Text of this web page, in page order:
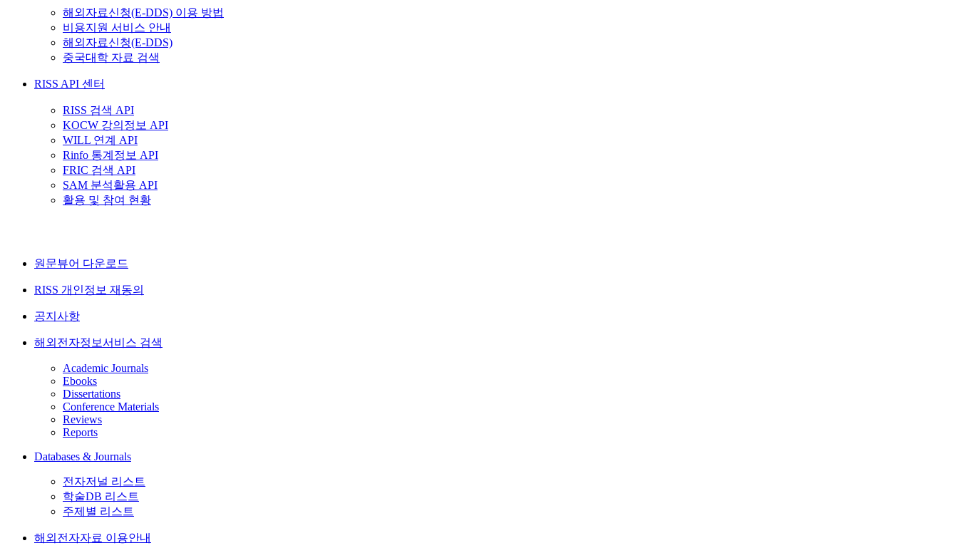
해외자료신청(E-DDS) 이용 방법
비용지원 서비스 안내
해외자료신청(E-DDS)
중국대학 자료 검색
RISS API 센터
RISS 검색 API
KOCW 강의정보 API
WILL 연계 API
Rinfo 통계정보 API
FRIC 검색 API
SAM 분석활용 API
활용 및 참여 현황
원문뷰어 다운로드
RISS 개인정보 재동의
공지사항
해외전자정보서비스 검색
Academic Journals
Ebooks
Dissertations
Conference Materials
Reviews
Reports
Databases & Journals
전자저널 리스트
학술DB 리스트
주제별 리스트
해외전자자료 이용안내